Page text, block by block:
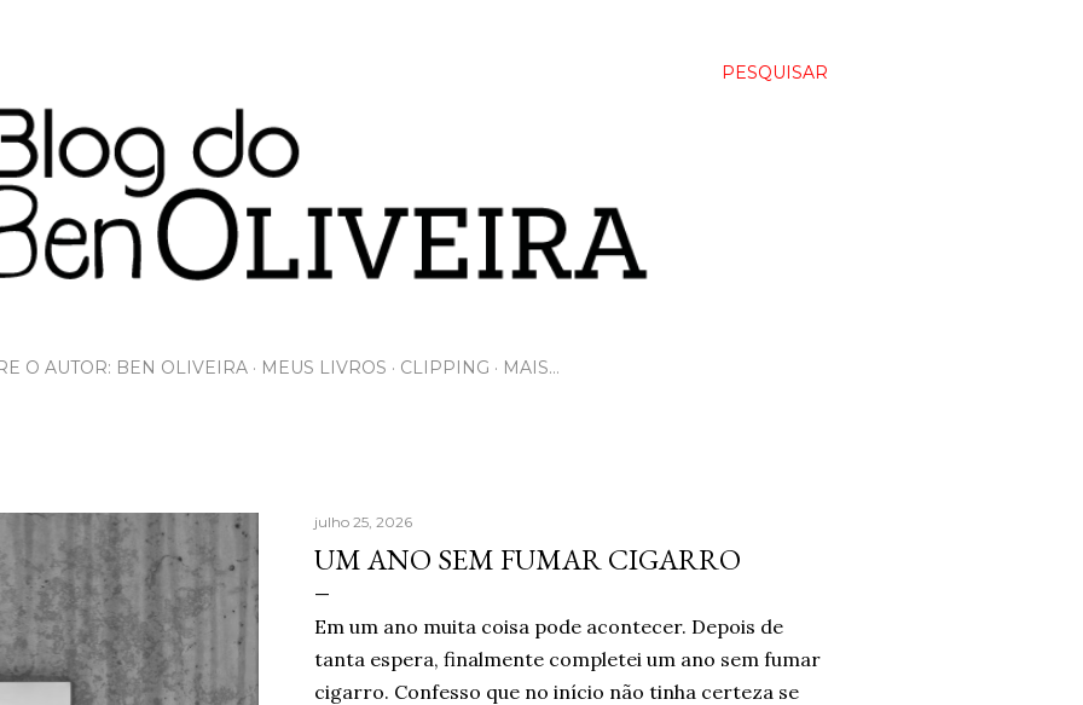
PESQUISAR
O AUTOR: BEN OLIVEIRA MEUS LIVROS CLIPPING MAIS…
julho 25, 2026
UM ANO SEM FUMAR CIGARRO
Em um ano muita coisa pode acontecer. Depois de
tanta espera, finalmente completei um ano sem fumar
cigarro. Confesso que no início não tinha certeza se